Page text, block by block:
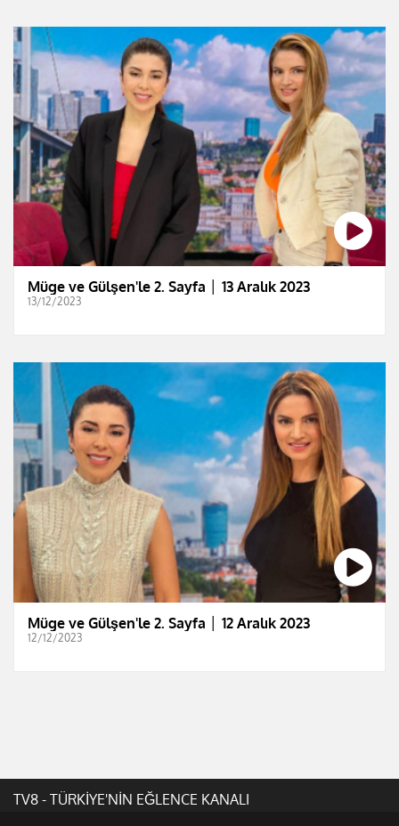
Müge ve Gülşen'le 2. Sayfa │ 13 Aralık 2023
13/12/2023
Müge ve Gülşen'le 2. Sayfa │ 12 Aralık 2023
12/12/2023
TV8 - TÜRKİYE'NİN EĞLENCE KANALI